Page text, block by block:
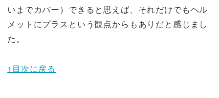
いまでカバー）できると思えば、それだけでもヘル
メットにプラスという観点からもありだと感じまし
た。
↑目次に戻る